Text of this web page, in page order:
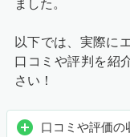
ました。
以下では、実際に
口コミや評判を紹
さい！
口コミや評価の